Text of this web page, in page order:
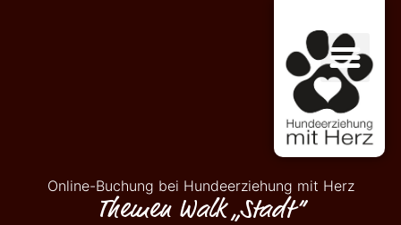
Online-Buchung bei Hundeerziehung mit Herz
Themen Walk „Stadt“